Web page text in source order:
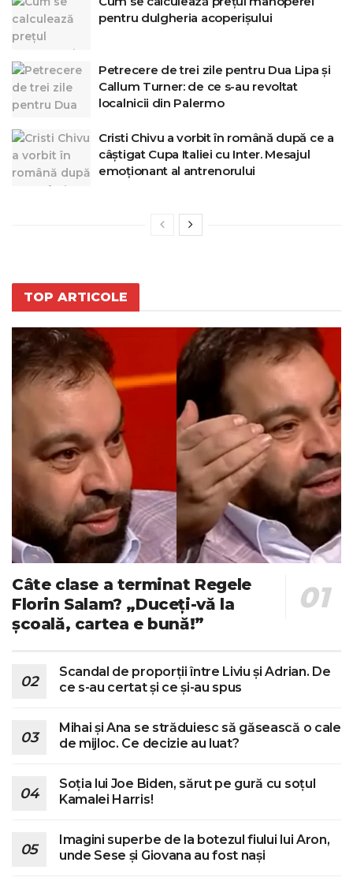
pentru dulgheria acoperișului
Petrecere de trei zile pentru Dua Lipa și
Callum Turner: de ce s-au revoltat
localnicii din Palermo
Cristi Chivu a vorbit în română după ce a
câștigat Cupa Italiei cu Inter. Mesajul
emoționant al antrenorului
TOP ARTICOLE
Câte clase a terminat Regele
Florin Salam? „Duceți-vă la
școală, cartea e bună!”
Scandal de proporții între Liviu și Adrian. De
ce s-au certat și ce și-au spus
Mihai și Ana se străduiesc să găsească o cale
de mijloc. Ce decizie au luat?
Soția lui Joe Biden, sărut pe gură cu soțul
Kamalei Harris!
Imagini superbe de la botezul fiului lui Aron,
unde Sese și Giovana au fost nași